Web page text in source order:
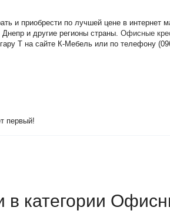
и приобрести по лучшей цене в
и другие регионы страны. Офисные
Т на сайте К-Мебель или по телефону
первый!
в категории